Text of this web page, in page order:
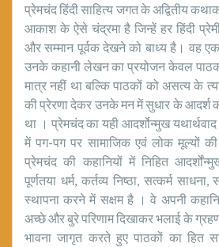
प्रेमचंद हिंदी साहित्य जगत के अद्वितीय
आकाश के ऐसे चंद्रमा है जिन्हें हर हिंदी
और सम्मान पूर्वक देखने को बाध्य है। वह
उनके कहानी लेखन का प्रयोजन केवल
मात्र नहीं था बल्कि पाठकों को असत्य के
की प्रेरणा देकर उनके मन में सुधार के आदर्श
था । प्रेमचंद का यही आदर्शोन्मुख
में पग-पग पर सामाजिक एवं लोक मूल्यों की
प्रेमचंद की कहानियों में निहित
पूर्णतया धर्म, कर्तव्य निष्ठा, सत्कर्म
स्थापना करने में सक्षम है । वे अपनी
अच्छे और बुरे परिणाम दिखाकर भलाई के
भावना जागृत करते हुए पाठकों का